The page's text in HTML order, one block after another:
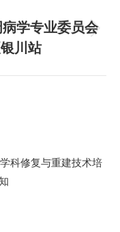
学专业委员会
川站
科修复与重建技术培